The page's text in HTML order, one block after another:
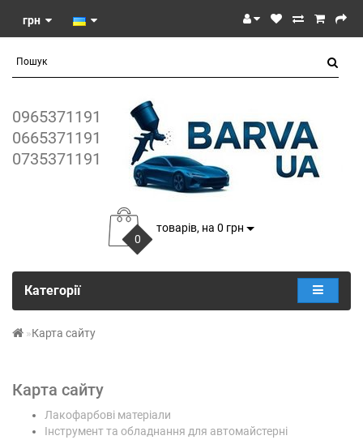
грн
0965371191
0665371191
0735371191
0
товарів, на 0 грн
Категорії
Карта сайту
Карта сайту
Лакофарбові матеріали
Інструмент та обладнання для автомайстерні